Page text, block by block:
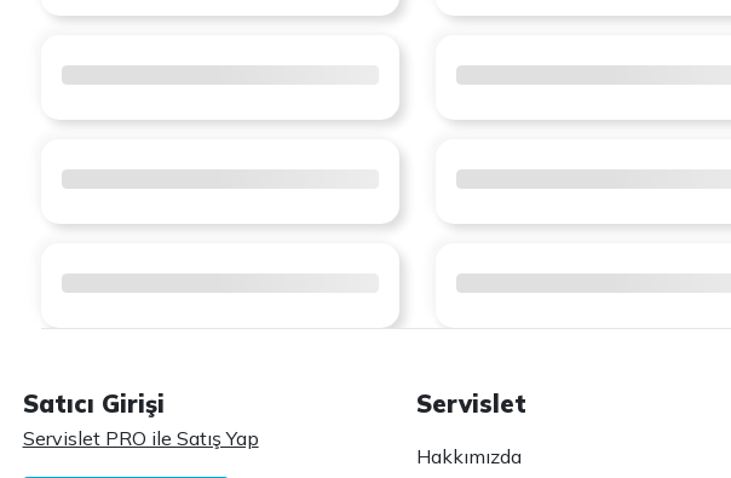
Satıcı Girişi
Servislet PRO ile Satış Yap
Servislet
Hakkımızda